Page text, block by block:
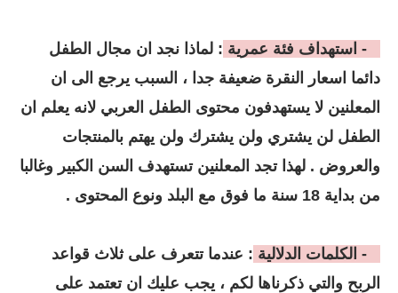
: لماذا نجد ان مجال الطفل
دائما اسعار النقرة ضعيفة جدا ، السبب يرجع الى ان
المعلنين لا يستهدفون محتوى الطفل العربي لانه يعلم ان
الطفل لن يشتري ولن يشترك ولن يهتم بالمنتجات
والعروض . لهذا تجد المعلنين تستهدف السن الكبير وغالبا
من بداية 18 سنة ما فوق مع البلد ونوع المحتوى .
: عندما تتعرف على ثلاث قواعد
الربح والتي ذكرناها لكم ، يجب عليك ان تعتمد على